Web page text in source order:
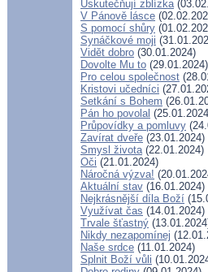
Uskutečňují zblízka
V Pánově lásce
S pomocí shůry
Synáčkové moji
Vidět dobro (30.01.2024)
Dovolte Mu to (29.01.2024)
Pro celou společnost
Kristovi učedníci
Setkání s Bohem
Pán ho povolal
Průpovídky a pomluvy
Zavírat dveře (23.01.2024)
Smysl života(22.01.2024)
Oči (21.01.2024)
Náročná výzva!
Aktuální stav (16.01.2024)
Nejkrásnější díla Boží
Využívat čas (14.01.2024)
Trvale šťastný
Nikdy nezapomínej
Naše srdce (11.01.2024)
Splnit Boží vůli